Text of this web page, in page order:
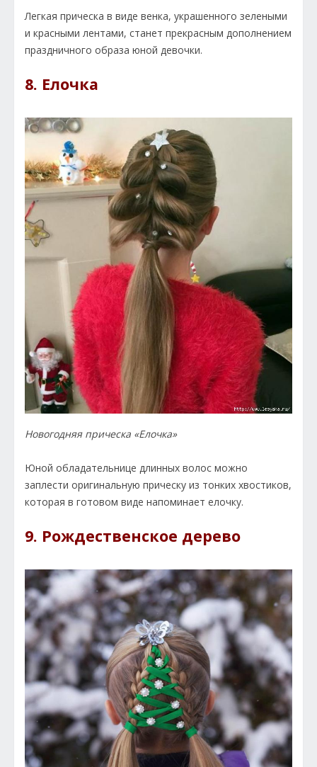
Легкая прическа в виде венка, украшенного зелеными
и красными лентами, станет прекрасным дополнением
праздничного образа юной девочки.
8. Елочка
Новогодняя прическа «Елочка»
Юной обладательнице длинных волос можно
заплести оригинальную прическу из тонких хвостиков,
которая в готовом виде напоминает елочку.
9. Рождественское дерево